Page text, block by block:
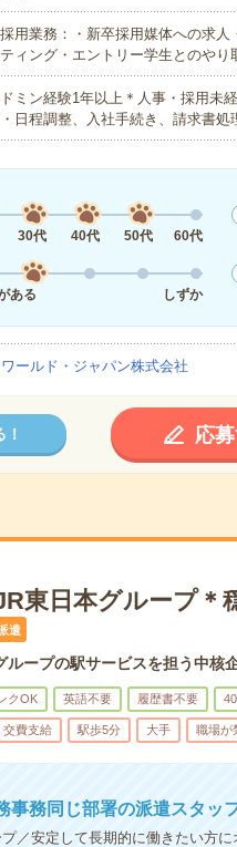
用業務：・新卒採用媒体への求
ィング・エントリー学生とのや
ドミン経験1年以上＊人事・採用未
日程調整、入社手続き、請求書
30代 40代 50代 60代
ある
しずか
ールド・ジャパン株式会社
応
東日本グループ
遣
ープの駅サービスを担う中核
クOK 英語不要 履歴書不要
交費支給 駅歩5分 大手 職場が
事務同じ部署の派遣スタッ
／安定して長期的に働きたい方